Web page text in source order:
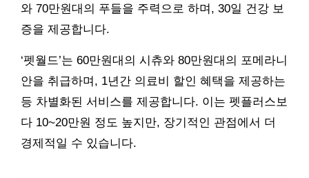
와 70만원대의 푸들을 주력으로 하며, 30일 건강 보
증을 제공합니다.
‘펫월드’는 60만원대의 시츄와 80만원대의 포메라니
안을 취급하며, 1년간 의료비 할인 혜택을 제공하는
등 차별화된 서비스를 제공합니다. 이는 펫플러스보
다 10~20만원 정도 높지만, 장기적인 관점에서 더
경제적일 수 있습니다.